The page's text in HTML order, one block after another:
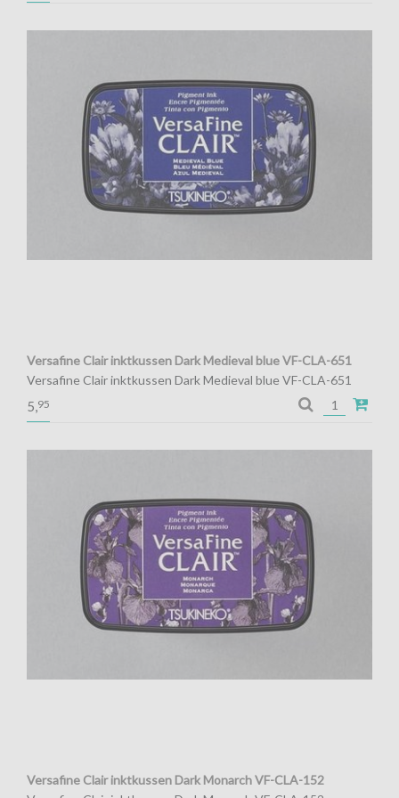
Versafine Clair inktkussen Dark Medieval blue VF-CLA-651
Versafine Clair inktkussen Dark Medieval blue VF-CLA-651
Pigment inkt voor de fijnste details
5,95
Versafine Clair inktkussen Dark Monarch VF-CLA-152